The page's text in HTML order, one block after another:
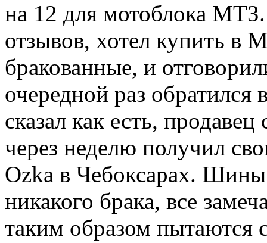
на 12 для мотоблока
отзывов, хотел купить в
бракованные, и
очередной раз
сказал как есть,
через неделю получил
Ozka в Чебоксарах.
никакого брака, все
таким образом пытаются